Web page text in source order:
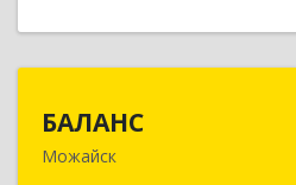
БАЛАНС
Можайск143200,